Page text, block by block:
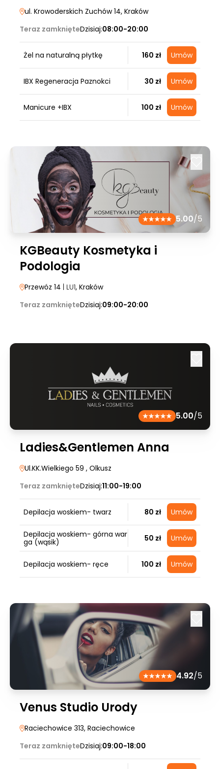
ul. Krowoderskich Zuchów 14, Kraków
Teraz zamknięteDzisiaj:08:00-20:00
Żel na naturalną płytkę 160 zł Umów
IBX Regeneracja Paznokci 30 zł Umów
Manicure +IBX 100 zł Umów
5.00/5
KGBeauty Kosmetyka i
Podologia
Przewóz 14 | LU1, Kraków
Teraz zamknięteDzisiaj:09:00-20:00
5.00/5
Ladies&Gentlemen Anna
Ul.KK.Wielkiego 59 , Olkusz
Teraz zamknięteDzisiaj:11:00-19:00
Depilacja woskiem- twarz 80 zł Umów
Depilacja woskiem- górna war
ga (wąsik)
50 zł Umów
Depilacja woskiem- ręce 100 zł Umów
4.92/5
Venus Studio Urody
Raciechowice 313, Raciechowice
Teraz zamknięteDzisiaj:09:00-18:00